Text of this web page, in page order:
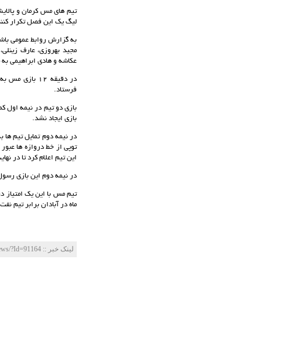
تیم های مس کرمان و
لیگ یک این فصل تکرار
به گزارش روابط عمومی
مجید بهروزی، عارف
عکاشه و هادی ابراهیمی
در دقیقه
فرستاد.
بازی دو تیم در نیمه اول
بازی ایجاد نشد.
در نیمه دوم تمایل تیم
توپی از خط دروازه ها
این تیم اعلام کرد تا در
در نیمه دوم این بازی
ماه در آبادان برابر تیم
لینک خبر‌ :: http://mes-fc.ir/news/?Id=91164